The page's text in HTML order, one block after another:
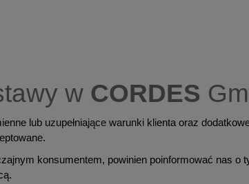
w CORDES
lub uzupełniające warunki klienta oraz
konsumentem, powinien poinformować nas o